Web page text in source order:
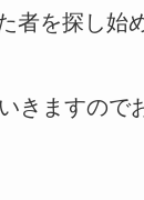
者を探し始
きますので